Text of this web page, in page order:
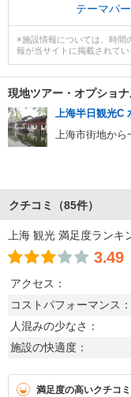
テーマパ
※施設情報については、時間
報が当サイトに掲載されてい
現地ツアー・ オプショナ
上海半日観光C
上海市街地から
クチコミ （85件）
上海 観光 満足度ランキ
3.49
アクセス：
コストパフォーマンス：
人混みの少なさ：
施設の快適度：
満足度の高いクチコミ